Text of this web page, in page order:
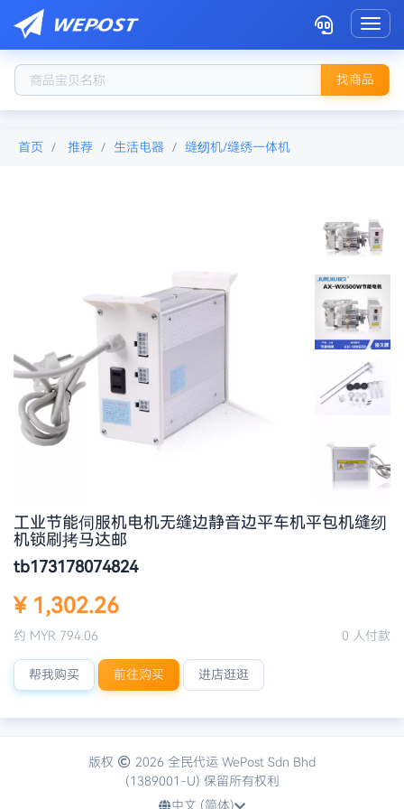
找商品
首页 推荐 生活电器 缝纫机/缝绣一体机
工业节能伺服机电机无缝边静音边平车机平包机缝纫
机锁刷拷马达邮
tb173178074824
¥ 1,302.26
0 人付款
约 MYR 794.06
帮我购买 前往购买 进店逛逛
版权
2026 全民代运 WePost Sdn Bhd
(1389001-U) 保留所有权利
中文 (简体)